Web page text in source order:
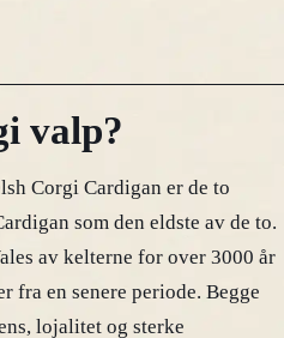
valp?
Corgi Cardigan er de to
som den eldste av de to.
av kelterne for over 3000 år
fra en senere periode. Begge
lojalitet og sterke